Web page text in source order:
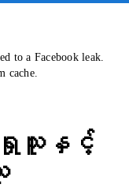
to a Facebook leak.
cache.
ည့်ရှုသူနှင့်